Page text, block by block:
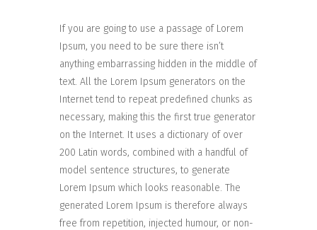
If you are going to use a passage of Lorem
Ipsum, you need to be sure there isn’t
anything embarrassing hidden in the middle of
text. All the Lorem Ipsum generators on the
Internet tend to repeat predefined chunks as
necessary, making this the first true generator
on the Internet. It uses a dictionary of over
200 Latin words, combined with a handful of
model sentence structures, to generate
Lorem Ipsum which looks reasonable. The
generated Lorem Ipsum is therefore always
free from repetition, injected humour, or non-